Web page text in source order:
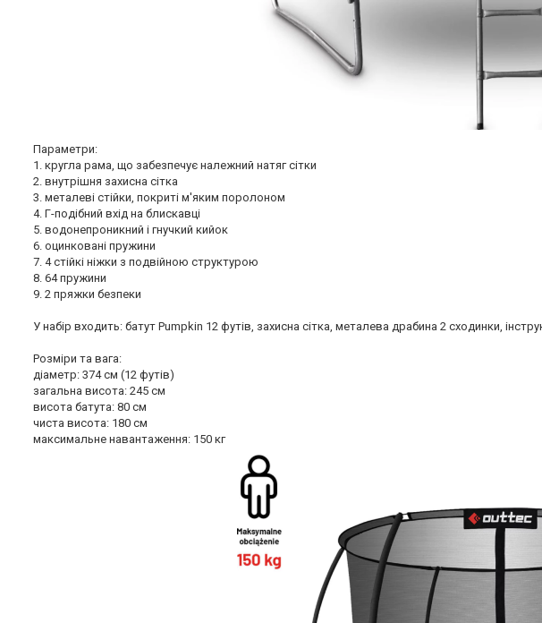
Параметри:
1. кругла рама, що забезпечує належний натяг сітки
2. внутрішня захисна сітка
3. металеві стійки, покриті м'яким поролоном
4. Г-подібний вхід на блискавці
5. водонепроникний і гнучкий кийок
6. оцинковані пружини
7. 4 стійкі ніжки з подвійною структурою
8. 64 пружини
9. 2 пряжки безпеки
У набір входить: батут Pumpkin 12 футів, захисна сітка, металева драбина 2 сходинки,
Розміри та вага:
діаметр: 374 см (12 футів)
загальна висота: 245 см
висота батута: 80 см
чиста висота: 180 см
максимальне навантаження: 150 кг